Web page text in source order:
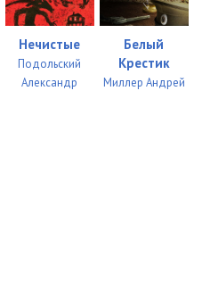
Нечистые
Подольский
Александр
Белый
Крестик
Миллер Андрей